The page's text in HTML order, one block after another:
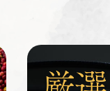
福袋